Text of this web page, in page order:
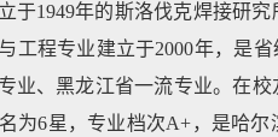
1949年的斯洛伐克焊接研
程专业建立于2000年，是
、黑龙江省一流专业。在
为6星，专业档次A+，是哈